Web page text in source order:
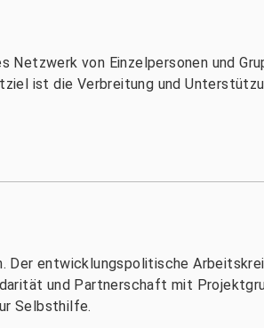
Netzwerk von Einzelpersonen und
ist die Verbreitung und
entwicklungspolitische
und Partnerschaft mit
Selbsthilfe.